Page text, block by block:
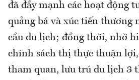
đã đẩy mạnh các hoạt động
quảng bá và xúc tiến thương
cầu du lịch; đồng thời, nhờ
chính sách thị thực thuận
tham quan, lưu trú du lịch 3